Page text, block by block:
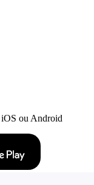
ou Android